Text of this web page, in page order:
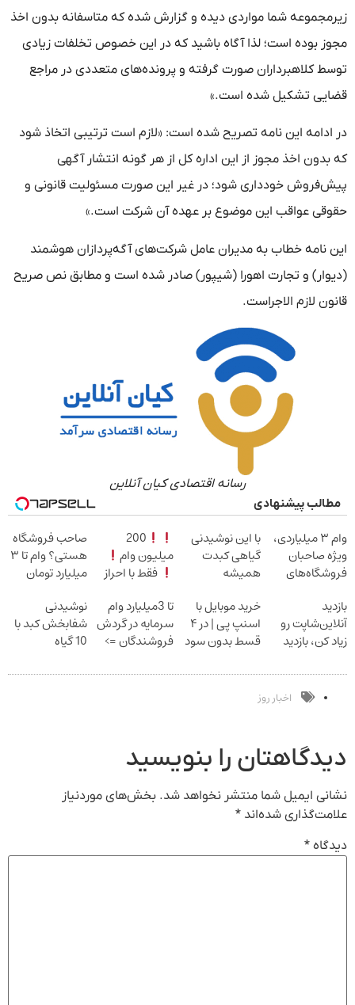
زیرمجموعه شما مواردی دیده و گزارش شده که متاسفانه بدون اخذ
مجوز بوده است؛ لذا آگاه باشید که در این خصوص تخلفات زیادی
توسط کلاهبرداران صورت گرفته و پرونده‌های متعددی در مراجع
قضایی تشکیل شده است.»
در ادامه این نامه تصریح شده است: «لازم است ترتیبی اتخاذ شود
که بدون اخذ مجوز از این اداره کل از هر گونه انتشار آگهی
پیش‌فروش خودداری شود؛ در غیر این صورت مسئولیت قانونی و
حقوقی عواقب این موضوع بر عهده آن شرکت است.»
این نامه خطاب به مدیران عامل شرکت‌های آگه‌پردازان هوشمند
(دیوار) و تجارت اهورا (شیپور) صادر شده است و مطابق نص صریح
قانون لازم الاجراست.
رسانه اقتصادی کیان آنلاین
مطالب پیشنهادی
وام ۳ میلیاردی،
ویژه صاحبان
فروشگاه‌های
با این نوشیدنی
گیاهی کبدت
همیشه
200
میلیون وام
فقط با احراز
صاحب فروشگاه
هستی؟ وام تا ۳
میلیارد تومان
بازدید
آنلاین‌شاپت رو
زیاد کن، بازدید
بیشتر
خرید موبایل با
اسنپ پی | در ۴
قسط بدون سود
تا 3میلیارد وام
سرمایه در گردش
فروشندگان =>
ثبت کن
نوشیدنی
شفابخش کبد با
10 گیاه
امشب)
اخبار روز
دیدگاهتان را بنویسید
نشانی ایمیل شما منتشر نخواهد شد. بخش‌های موردنیاز
علامت‌گذاری شده‌اند *
دیدگاه *